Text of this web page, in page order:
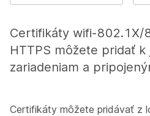
Certifikáty wifi-802.1X/
HTTPS môžete pridať
zariadeniam a
Certifikáty môžete pridávať z